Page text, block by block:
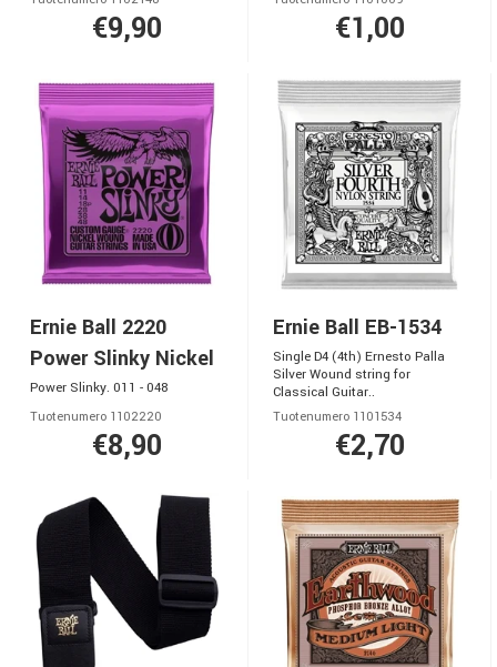
€9,90 €1,00
Ernie Ball 2220
Power Slinky Nickel
Power Slinky. 011 - 048
Tuotenumero 1102220
€8,90
Ernie Ball EB-1534
Single D4 (4th) Ernesto Palla
Silver Wound string for
Classical Guitar..
Tuotenumero 1101534
€2,70